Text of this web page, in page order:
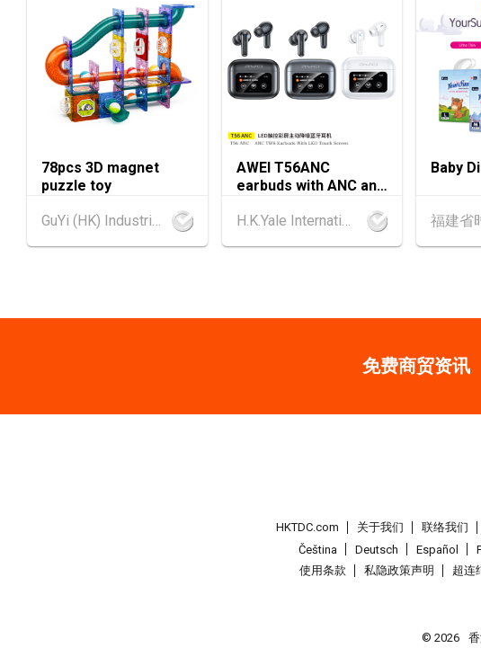
78pcs 3D magnet
puzzle toy
GuYi (HK) Industrial Co.,Limited
AWEI T56ANC
earbuds with ANC and
H.K.Yale International Industry Co., Limited
Baby
免费商贸资讯
HKTDC.com 关于我们 联络我们
Čeština
Deutsch Español
使用条款
私隐政策声明 超连
© 2026